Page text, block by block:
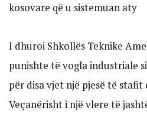
kosovare që u sistemuan aty
I dhuroi Shkollës Teknike
punishte të vogla industriale
për disa vjet një pjesë të
Veçanërisht i një vlere të